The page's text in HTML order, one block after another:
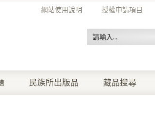
網站使用說明 授權申請項目
民族所出版品 藏品搜尋